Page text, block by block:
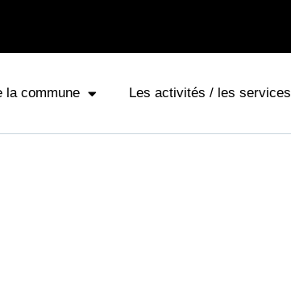
la commune Les activités / les services